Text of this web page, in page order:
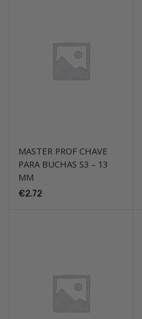
MASTER PROF CHAVE
PARA BUCHAS S3 – 13
MM
€2.72